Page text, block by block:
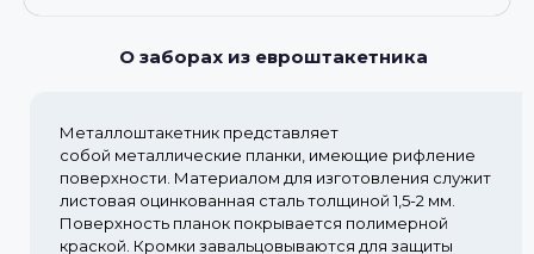
О заборах из евроштакетника
Металлоштакетник представляет
собой металлические планки, имеющие рифление
поверхности. Материалом для изготовления служит
листовая оцинкованная сталь толщиной 1,5-2 мм.
Поверхность планок покрывается полимерной
краской. Кромки завальцовываются для защиты